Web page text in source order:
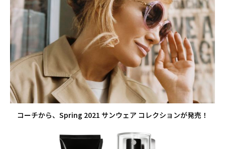
コーチから、Spring 2021 サンウェア コレクションが発売！